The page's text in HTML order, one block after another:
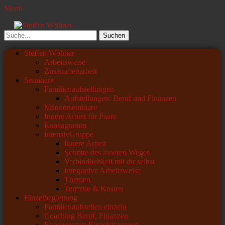
Menü
Steffen Wöhner
Lehrer und Seminarleiter
Suchen
nach:
Primäres
Zum
Steffen Wöhner
Arbeitsweise
Zusammenarbeit
Seminare
Familienaufstellungen
Aufstellungen: Beruf und Finanzen
Männerseminare
Innere Arbeit für Paare
Enneagramm
IntensivGruppe
Innere Arbeit
Schritte des inneren Weges
Verbindlichkeit mit dir selbst
Integrative Arbeitsweise
Themen
Termine & Kosten
Einzelbegleitung
Familienaufstellen einzeln
Coaching Beruf, Finanzen